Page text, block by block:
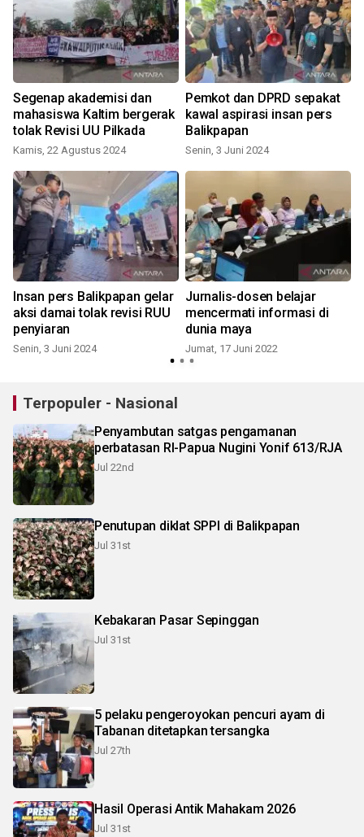
Segenap akademisi dan
mahasiswa Kaltim bergerak
tolak Revisi UU Pilkada
Kamis, 22 Agustus 2024
Pemkot dan DPRD sepakat
kawal aspirasi insan pers
Balikpapan
Senin, 3 Juni 2024
Insan pers Balikpapan gelar
aksi damai tolak revisi RUU
penyiaran
Senin, 3 Juni 2024
Jurnalis-dosen belajar
mencermati informasi di
dunia maya
Jumat, 17 Juni 2022
Terpopuler - Nasional
Penyambutan satgas pengamanan
perbatasan RI-Papua Nugini Yonif 613/RJA
Jul 22nd
Penutupan diklat SPPI di Balikpapan
Jul 31st
Kebakaran Pasar Sepinggan
Jul 31st
5 pelaku pengeroyokan pencuri ayam di
Tabanan ditetapkan tersangka
Jul 27th
Hasil Operasi Antik Mahakam 2026
Jul 31st